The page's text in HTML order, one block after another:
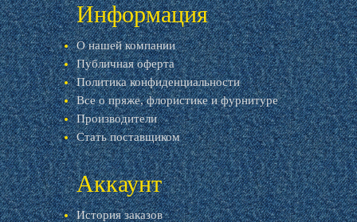
Информация
О нашей компании
Публичная оферта
Политика конфиденциальности
Все о пряже, флористике и фурнитуре
Производители
Стать поставщиком
Аккаунт
История заказов